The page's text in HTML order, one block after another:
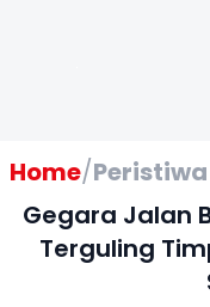
Home/Peristiwa
Gegara Jalan
Terguling